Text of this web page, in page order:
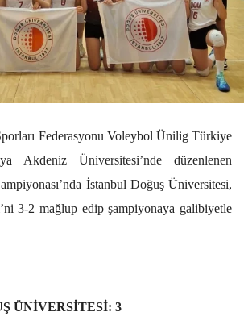
Federasyonu Voleybol Ünilig Türkiye
Akdeniz Üniversitesi’nde düzenlenen
İstanbul Doğuş Üniversitesi,
3-2 mağlup edip şampiyonaya galibiyetle
ÜNİVERSİTESİ: 3